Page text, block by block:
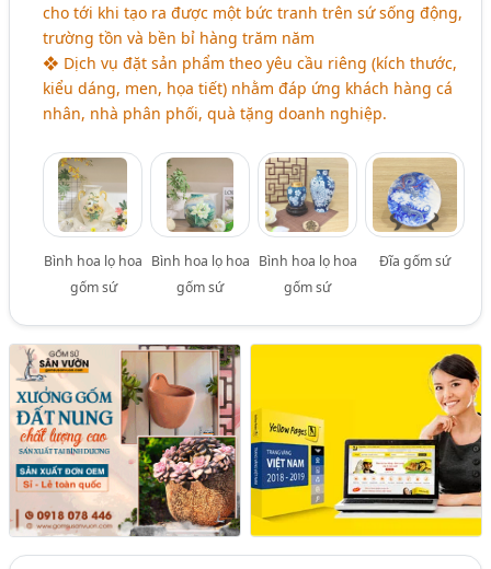
cho tới khi tạo ra được một bức tranh trên sứ sống động,
trường tồn và bền bỉ hàng trăm năm
❖ Dịch vụ đặt sản phẩm theo yêu cầu riêng (kích thước,
kiểu dáng, men, họa tiết) nhằm đáp ứng khách hàng cá
nhân, nhà phân phối, quà tặng doanh nghiệp.
Bình hoa lọ hoa
gốm sứ
Bình hoa lọ hoa
gốm sứ
Bình hoa lọ hoa
gốm sứ
Đĩa gốm sứ